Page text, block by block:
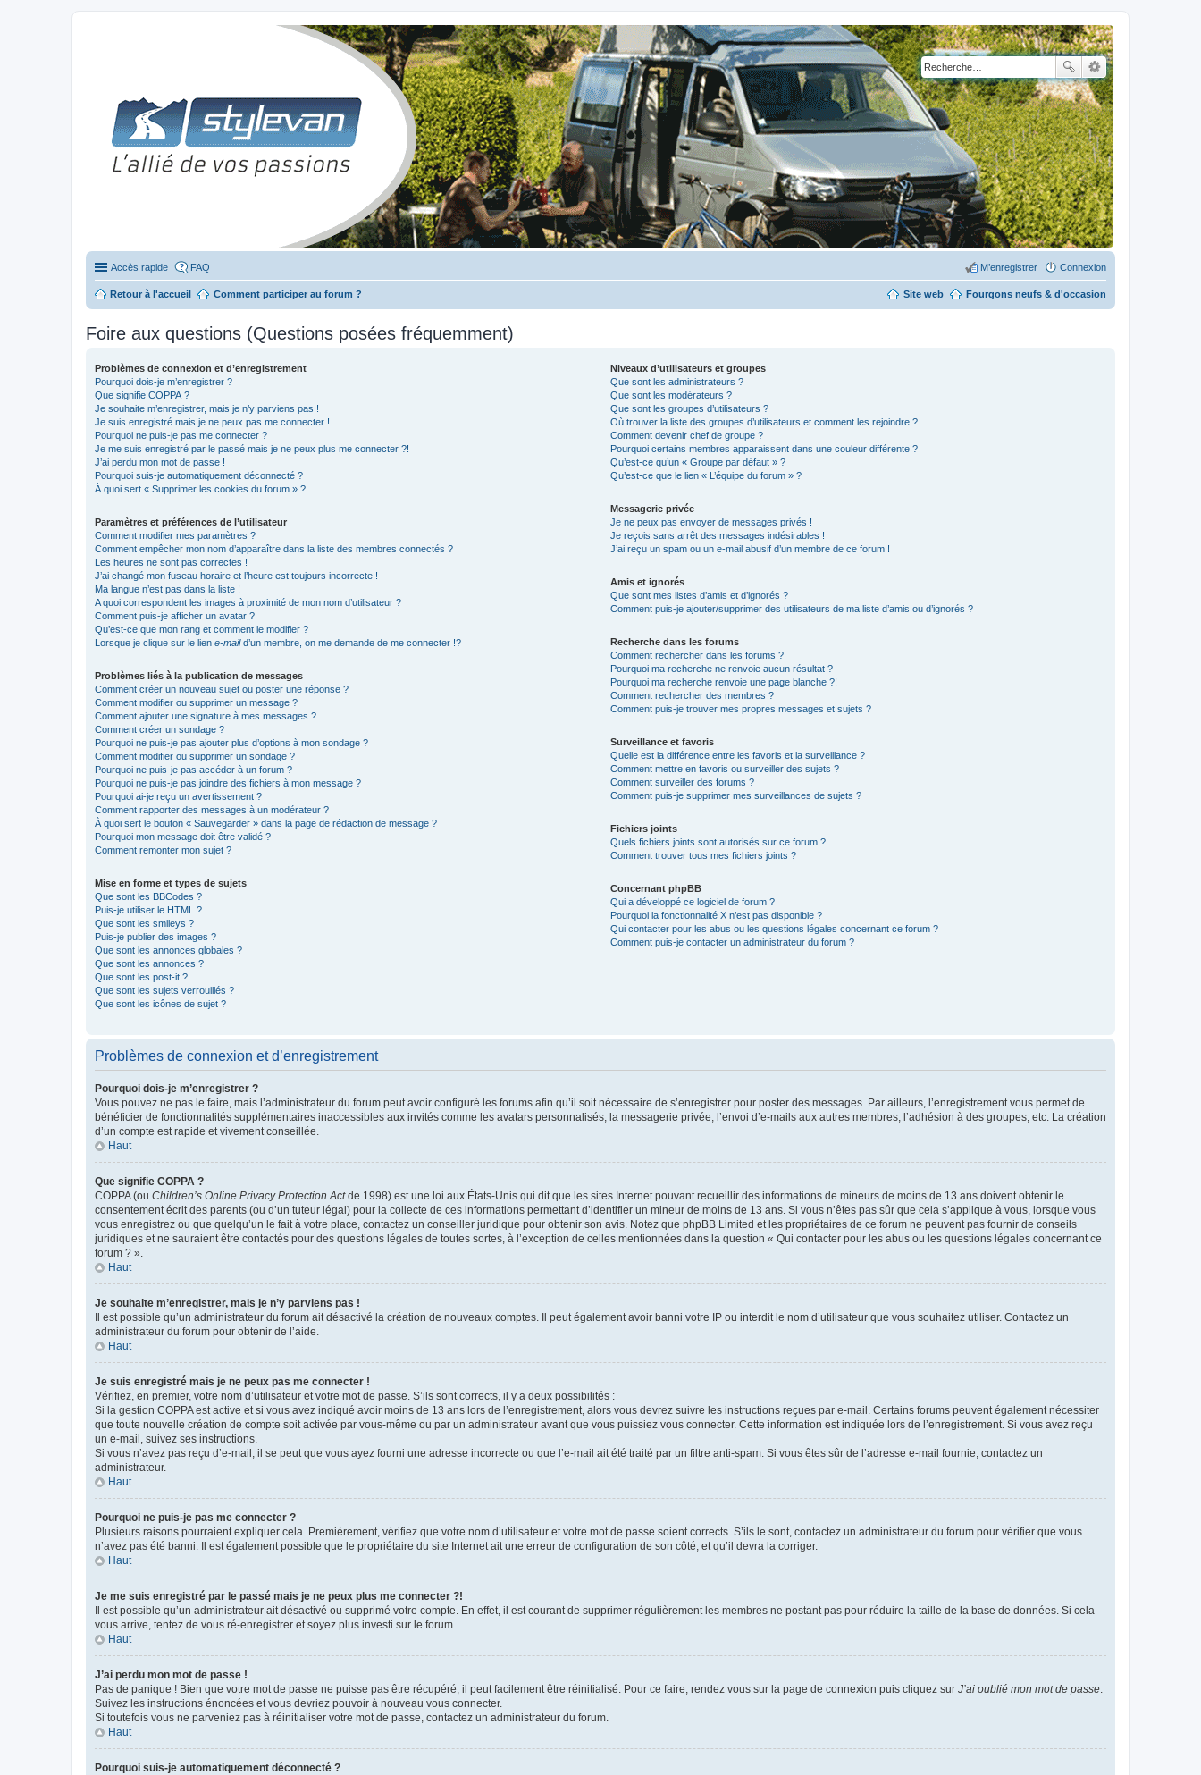
Stylevan - Vans aménagés
Accès rapide FAQ Connexion
M’enregistrer
Retour à l'accueil Comment participer au forum ? Fourgons neufs & d'occasion
Site web
Foire aux questions (Questions posées fréquemment)
Problèmes de connexion et d’enregistrement
Pourquoi dois-je m’enregistrer ?
Que signifie COPPA ?
Je souhaite m’enregistrer, mais je n’y parviens pas !
Je suis enregistré mais je ne peux pas me connecter !
Pourquoi ne puis-je pas me connecter ?
Je me suis enregistré par le passé mais je ne peux plus me connecter ?!
J’ai perdu mon mot de passe !
Pourquoi suis-je automatiquement déconnecté ?
À quoi sert « Supprimer les cookies du forum » ?
Paramètres et préférences de l’utilisateur
Comment modifier mes paramètres ?
Comment empêcher mon nom d’apparaître dans la liste des membres connectés ?
Les heures ne sont pas correctes !
J’ai changé mon fuseau horaire et l’heure est toujours incorrecte !
Ma langue n’est pas dans la liste !
A quoi correspondent les images à proximité de mon nom d’utilisateur ?
Comment puis-je afficher un avatar ?
Qu’est-ce que mon rang et comment le modifier ?
Lorsque je clique sur le lien e-maild’un membre, on me demande de me connecter !?
Problèmes liés à la publication de messages
Comment créer un nouveau sujet ou poster une réponse ?
Comment modifier ou supprimer un message ?
Comment ajouter une signature à mes messages ?
Comment créer un sondage ?
Pourquoi ne puis-je pas ajouter plus d’options à mon sondage ?
Comment modifier ou supprimer un sondage ?
Pourquoi ne puis-je pas accéder à un forum ?
Pourquoi ne puis-je pas joindre des fichiers à mon message ?
Pourquoi ai-je reçu un avertissement ?
Comment rapporter des messages à un modérateur ?
À quoi sert le bouton « Sauvegarder » dans la page de rédaction de message ?
Pourquoi mon message doit être validé ?
Comment remonter mon sujet ?
Mise en forme et types de sujets
Que sont les BBCodes ?
Puis-je utiliser le HTML ?
Que sont les smileys ?
Puis-je publier des images ?
Que sont les annonces globales ?
Que sont les annonces ?
Que sont les post-it ?
Que sont les sujets verrouillés ?
Que sont les icônes de sujet ?
Niveaux d’utilisateurs et groupes
Que sont les administrateurs ?
Que sont les modérateurs ?
Que sont les groupes d’utilisateurs ?
Où trouver la liste des groupes d’utilisateurs et comment les rejoindre ?
Comment devenir chef de groupe ?
Pourquoi certains membres apparaissent dans une couleur différente ?
Qu’est-ce qu’un « Groupe par défaut » ?
Qu’est-ce que le lien « L’équipe du forum » ?
Messagerie privée
Je ne peux pas envoyer de messages privés !
Je reçois sans arrêt des messages indésirables !
J’ai reçu un spam ou un e-mail abusif d’un membre de ce forum !
Amis et ignorés
Que sont mes listes d’amis et d’ignorés ?
Comment puis-je ajouter/supprimer des utilisateurs de ma liste d’amis ou d’ignorés ?
Recherche dans les forums
Comment rechercher dans les forums ?
Pourquoi ma recherche ne renvoie aucun résultat ?
Pourquoi ma recherche renvoie une page blanche ?!
Comment rechercher des membres ?
Comment puis-je trouver mes propres messages et sujets ?
Surveillance et favoris
Quelle est la différence entre les favoris et la surveillance ?
Comment mettre en favoris ou surveiller des sujets ?
Comment surveiller des forums ?
Comment puis-je supprimer mes surveillances de sujets ?
Fichiers joints
Quels fichiers joints sont autorisés sur ce forum ?
Comment trouver tous mes fichiers joints ?
Concernant phpBB
Qui a développé ce logiciel de forum ?
Pourquoi la fonctionnalité X n’est pas disponible ?
Qui contacter pour les abus ou les questions légales concernant ce forum ?
Comment puis-je contacter un administrateur du forum ?
Problèmes de connexion et d’enregistrement
Pourquoi dois-je m’enregistrer ?
Vous pouvez ne pas le faire, mais l’administrateur du forum peut avoir configuré les forums afin qu’il soit nécessaire de s’enregistrer pour poster des messages. Par ailleurs, l’enregistrement vous permet de
bénéficier de fonctionnalités supplémentaires inaccessibles aux invités comme les avatars personnalisés, la messagerie privée, l’envoi d’e-mails aux autres membres, l’adhésion à des groupes, etc. La création
d’un compte est rapide et vivement conseillée.
Haut
Que signifie COPPA ?
COPPA (ou Children’s Online Privacy Protection Actde 1998) est une loi aux États-Unis qui dit que les sites Internet pouvant recueillir des informations de mineurs de moins de 13 ans doivent obtenir le
consentement écrit des parents (ou d’un tuteur légal) pour la collecte de ces informations permettant d’identifier un mineur de moins de 13 ans. Si vous n’êtes pas sûr que cela s’applique à vous, lorsque vous
vous enregistrez ou que quelqu’un le fait à votre place, contactez un conseiller juridique pour obtenir son avis. Notez que phpBB Limited et les propriétaires de ce forum ne peuvent pas fournir de conseils
juridiques et ne sauraient être contactés pour des questions légales de toutes sortes, à l’exception de celles mentionnées dans la question « Qui contacter pour les abus ou les questions légales concernant ce
forum ? ».
Haut
Je souhaite m’enregistrer, mais je n’y parviens pas !
Il est possible qu’un administrateur du forum ait désactivé la création de nouveaux comptes. Il peut également avoir banni votre IP ou interdit le nom d’utilisateur que vous souhaitez utiliser. Contactez un
administrateur du forum pour obtenir de l’aide.
Haut
Je suis enregistré mais je ne peux pas me connecter !
Vérifiez, en premier, votre nom d’utilisateur et votre mot de passe. S’ils sont corrects, il y a deux possibilités :
Si la gestion COPPA est active et si vous avez indiqué avoir moins de 13 ans lors de l’enregistrement, alors vous devrez suivre les instructions reçues par e-mail. Certains forums peuvent également nécessiter
que toute nouvelle création de compte soit activée par vous-même ou par un administrateur avant que vous puissiez vous connecter. Cette information est indiquée lors de l’enregistrement. Si vous avez reçu
un e-mail, suivez ses instructions.
Si vous n’avez pas reçu d’e-mail, il se peut que vous ayez fourni une adresse incorrecte ou que l’e-mail ait été traité par un filtre anti-spam. Si vous êtes sûr de l’adresse e-mail fournie, contactez un
administrateur.
Haut
Pourquoi ne puis-je pas me connecter ?
Plusieurs raisons pourraient expliquer cela. Premièrement, vérifiez que votre nom d’utilisateur et votre mot de passe soient corrects. S’ils le sont, contactez un administrateur du forum pour vérifier que vous
n’avez pas été banni. Il est également possible que le propriétaire du site Internet ait une erreur de configuration de son côté, et qu’il devra la corriger.
Haut
Je me suis enregistré par le passé mais je ne peux plus me connecter ?!
Il est possible qu’un administrateur ait désactivé ou supprimé votre compte. En effet, il est courant de supprimer régulièrement les membres ne postant pas pour réduire la taille de la base de données. Si cela
vous arrive, tentez de vous ré-enregistrer et soyez plus investi sur le forum.
Haut
J’ai perdu mon mot de passe !
Pas de panique ! Bien que votre mot de passe ne puisse pas être récupéré, il peut facilement être réinitialisé. Pour ce faire, rendez vous sur la page de connexion puis cliquez sur J’ai oublié mon mot de passe.
Suivez les instructions énoncées et vous devriez pouvoir à nouveau vous connecter.
Si toutefois vous ne parveniez pas à réinitialiser votre mot de passe, contactez un administrateur du forum.
Haut
Pourquoi suis-je automatiquement déconnecté ?